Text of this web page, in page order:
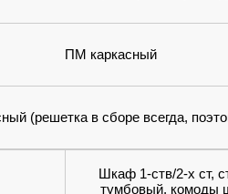
ПМ каркасный
(решетка в сборе всегда,
Шкаф 1-ств/2-х ст,
тумбовый, комоды